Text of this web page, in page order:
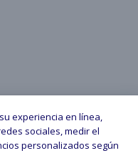
experiencia en línea,
sociales, medir el
personalizados según